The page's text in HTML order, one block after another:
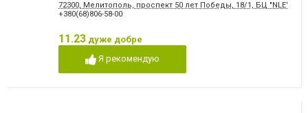
72300, Мелитополь, проспект 50 лет Победы, 18/1, БЦ "NLE"
+380(68)806-58-00
11.23 дуже добре
Я рекомендую